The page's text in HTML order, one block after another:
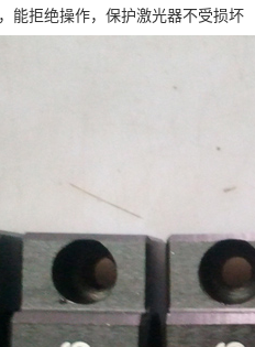
能拒绝操作，保护激光器不受损坏